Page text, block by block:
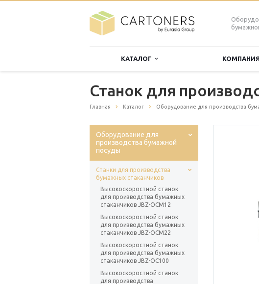
КАТАЛОГ КОМПАНИЯ
Станок для
Главная Каталог Оборудование для производства
Оборудование для
производства бумажной
посуды
Станки для производства
бумажных стаканчиков
Высокоскоростной станок
для производства бумажных
стаканчиков JBZ-OCM12
Высокоскоростной станок
для производства бумажных
стаканчиков JBZ-OCM22
Высокоскоростной станок
для производства бумажных
стаканчиков JBZ-OC100
Высокоскоростной станок
для производства